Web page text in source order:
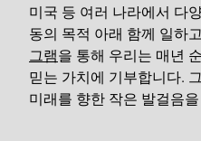
미국 등 여러 나라에서 다
동의 목적 아래 함께 일하
그램을 통해 우리는 매년
믿는 가치에 기부합니다.
미래를 향한 작은 발걸음